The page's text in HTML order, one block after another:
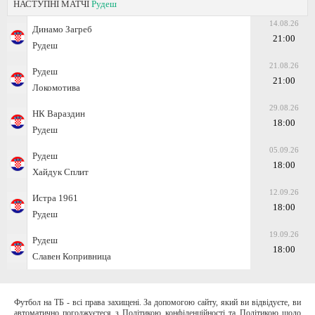
НАСТУПНІ МАТЧІ Рудеш
Динамо Загреб
Рудеш
14.08.26
21:00
Рудеш
Локомотива
21.08.26
21:00
НК Вараздин
Рудеш
29.08.26
18:00
Рудеш
Хайдук Сплит
05.09.26
18:00
Истра 1961
Рудеш
12.09.26
18:00
Рудеш
Славен Копривница
19.09.26
18:00
Футбол на ТБ - всі права захищені. За допомогою сайту, який ви відвідуєте, ви
автоматично погоджуєтеся з Політикою конфіденційності та Політикою щодо